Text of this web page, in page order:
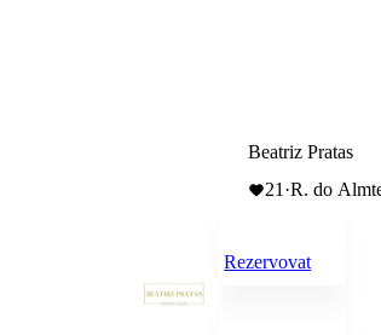
Beatriz Pratas
21 ·R. do
Rezervovat